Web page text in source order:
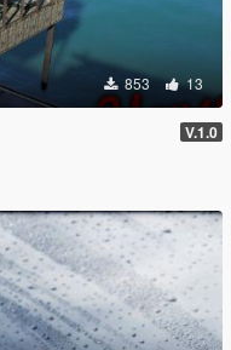
853 13
V.1.0